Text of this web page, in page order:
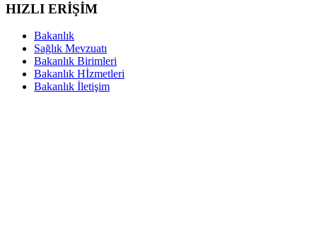
HIZLI ERİŞİM
Bakanlık
Sağlık Mevzuatı
Bakanlık Birimleri
Bakanlık Hİzmetleri
Bakanlık İletişim